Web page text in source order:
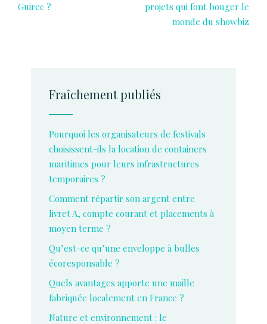
Guirec ?
projets qui font bouger le
monde du showbiz
Fraîchement publiés
Pourquoi les organisateurs de festivals
choisissent-ils la location de containers
maritimes pour leurs infrastructures
temporaires ?
Comment répartir son argent entre
livret A, compte courant et placements à
moyen terme ?
Qu’est-ce qu’une enveloppe à bulles
écoresponsable ?
Quels avantages apporte une maille
fabriquée localement en France ?
Nature et environnement : le